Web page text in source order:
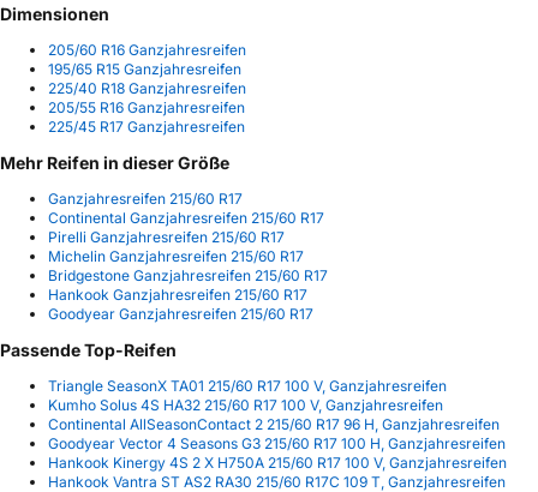
Dimensionen
205/60 R16 Ganzjahresreifen
195/65 R15 Ganzjahresreifen
225/40 R18 Ganzjahresreifen
205/55 R16 Ganzjahresreifen
225/45 R17 Ganzjahresreifen
Mehr Reifen in dieser Größe
Ganzjahresreifen 215/60 R17
Continental Ganzjahresreifen 215/60 R17
Pirelli Ganzjahresreifen 215/60 R17
Michelin Ganzjahresreifen 215/60 R17
Bridgestone Ganzjahresreifen 215/60 R17
Hankook Ganzjahresreifen 215/60 R17
Goodyear Ganzjahresreifen 215/60 R17
Passende Top-Reifen
Triangle SeasonX TA01 215/60 R17 100 V, Ganzjahresreifen
Kumho Solus 4S HA32 215/60 R17 100 V, Ganzjahresreifen
Continental AllSeasonContact 2 215/60 R17 96 H, Ganzjahresreifen
Goodyear Vector 4 Seasons G3 215/60 R17 100 H, Ganzjahresreifen
Hankook Kinergy 4S 2 X H750A 215/60 R17 100 V, Ganzjahresreifen
Hankook Vantra ST AS2 RA30 215/60 R17C 109 T, Ganzjahresreifen